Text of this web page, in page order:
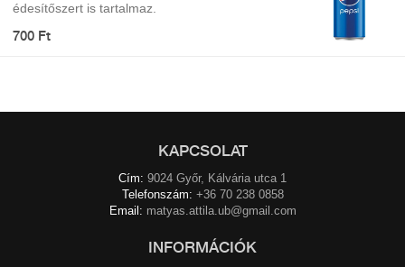
édesítőszert is tartalmaz.
700 Ft
KAPCSOLAT
Cím: 9024 Győr, Kálvária utca 1
Telefonszám: +36 70 238 0858
Email: matyas.attila.ub@gmail.com
INFORMÁCIÓK